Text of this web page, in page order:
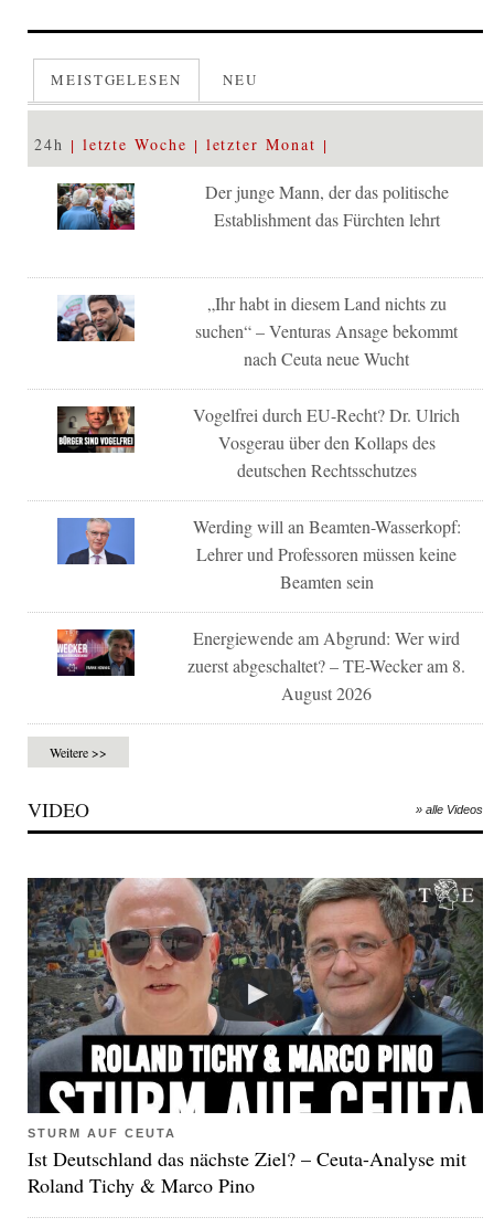
MEISTGELESEN NEU
24h letzte Woche letzter Monat
Der junge Mann, der das politische
Establishment das Fürchten lehrt
„Ihr habt in diesem Land nichts zu
suchen“ – Venturas Ansage bekommt
nach Ceuta neue Wucht
Vogelfrei durch EU-Recht? Dr. Ulrich
Vosgerau über den Kollaps des
deutschen Rechtsschutzes
Werding will an Beamten-Wasserkopf:
Lehrer und Professoren müssen keine
Beamten sein
Energiewende am Abgrund: Wer wird
zuerst abgeschaltet? – TE-Wecker am 8.
August 2026
Weitere >>
VIDEO » alle Videos
STURM AUF CEUTA
Ist Deutschland das nächste Ziel? – Ceuta-Analyse mit
Roland Tichy & Marco Pino